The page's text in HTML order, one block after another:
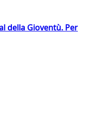
della Gioventù. Per